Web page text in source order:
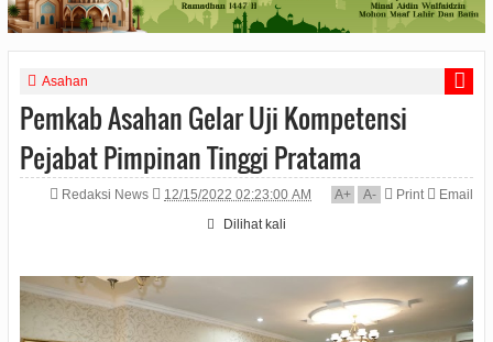
Asahan
Pemkab Asahan Gelar Uji Kompetensi
Pejabat Pimpinan Tinggi Pratama
Redaksi News 12/15/2022 02:23:00 AM A+ A- Print
Email
Dilihat kali